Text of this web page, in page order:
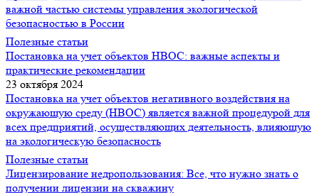
важной частью системы управления экологической
безопасностью в России
Полезные статьи
Постановка на учет объектов НВОС: важные аспекты и
практические рекомендации
23 октября 2024
Постановка на учет объектов негативного воздействия на
окружающую среду (НВОС) является важной процедурой для
всех предприятий, осуществляющих деятельность, влияющую
на экологическую безопасность
Полезные статьи
Лицензирование недропользования: Все, что нужно знать о
получении лицензии на скважину